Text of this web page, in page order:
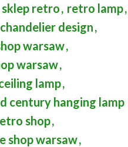
sklep retro, retro lamp,
chandelier design,
warsaw,
warsaw,
lamp,
century hanging lamp
shop,
shop warsaw,